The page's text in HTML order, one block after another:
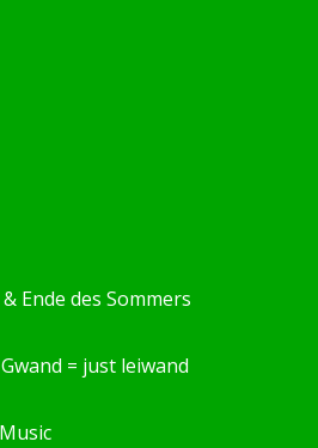
Ende des Sommers
= just leiwand